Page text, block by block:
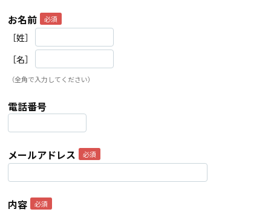
お名前
［姓］
［名］
（全角で入力してください）
電話番号
メールアドレス
内容